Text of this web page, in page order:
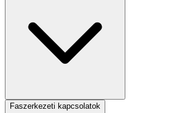
Faszerkezeti kapcsolatok